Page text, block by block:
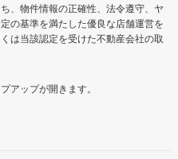
、物件情報の正確性、法令遵守、ヤ
の基準を満たした優良な店舗運営を
は当該認定を受けた不動産会社の取
アップが開きます。